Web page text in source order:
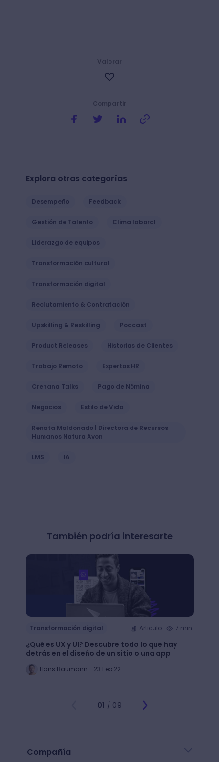
Compartir
Valorar
Explora otras categorías
Desempeño Feedback
Gestión de Talento Clima laboral
Liderazgo de equipos
Transformación cultural
Transformación digital
Reclutamiento & Contratación
Upskilling & Reskilling Podcast
Product Releases Historias de Clientes
Trabajo Remoto Expertos HR
Crehana Talks Pago de Nómina
Negocios Estilo de Vida
Renata Maldonado | Directora de Recursos
Humanos Natura Avon
LMS IA
También podría interesarte
Transformación digital Articulo 7 min.
¿Qué es UX y UI? Descubre todo lo que hay
detrás en el diseño de un sitio o una app
Hans Baumann - 23 Feb 22
01 / 09
Compañía